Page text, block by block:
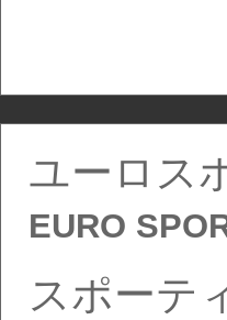
ユーロス
EURO
スポーテ